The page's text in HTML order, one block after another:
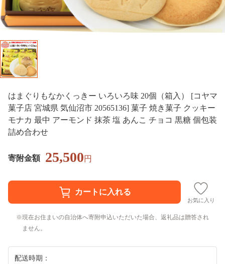
はまぐりもなかくっきー いろいろ味 20個（箱入） [コヤマ
菓子店 宮城県 気仙沼市 20565136] 菓子 焼き菓子 クッキー
モナカ 最中 アーモンド 抹茶 塩 あんこ チョコ 黒糖 個包装
詰め合わせ
寄附金額 25,500円
お気に入り
現在お住まいの自治体へ寄附申込いただいた場合、返礼品は贈答され
ません。
配送時期：